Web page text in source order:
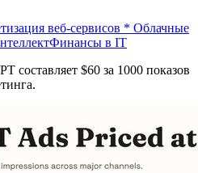
веб-сервисов * Облачные
Финансы в IT
составляет $60 за 1000 показов